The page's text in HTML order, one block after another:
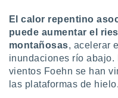
la
el
del
de
o a través
de
de
El calor repentino
puede aumentar el
montañosas, acelerar
inundaciones río
vientos Foehn se han
las plataformas de hielo.